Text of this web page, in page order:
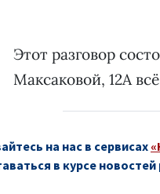
Этот разговор
Максаковой, 12А
на нас в сервисах
в курсе новостей